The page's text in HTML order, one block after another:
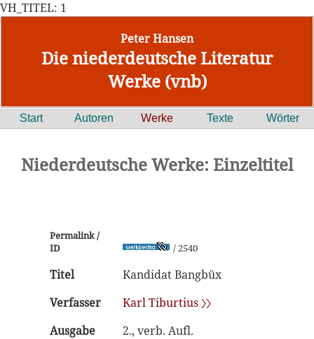
VH_TITEL: 1
Peter Hansen
Die niederdeutsche Literatur
Werke (vnb)
Start Autoren Werke Texte Wörter
Niederdeutsche Werke: Einzeltitel
Permalink /
ID
/ 2540
Titel
Kandidat Bangbüx
Verfasser
Karl Tiburtius 〉〉
Ausgabe
2., verb. Aufl.